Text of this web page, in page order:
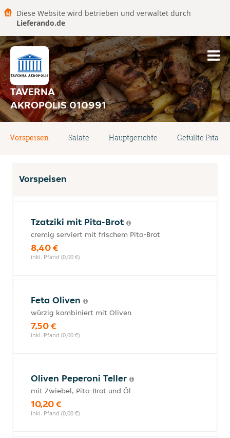
Diese Website wird betrieben und verwaltet durch
Lieferando.de
TAVERNA
AKROPOLIS 010991
Vorspeisen Salate Hauptgerichte Gefüllte Pita
Vorspeisen
Tzatziki mit Pita-Brot
cremig serviert mit frischem Pita-Brot
8,40 €
inkl. Pfand (0,00 €)
Feta Oliven
würzig kombiniert mit Oliven
7,50 €
inkl. Pfand (0,00 €)
Oliven Peperoni Teller
mit Zwiebel, Pita-Brot und Öl
10,20 €
inkl. Pfand (0,00 €)